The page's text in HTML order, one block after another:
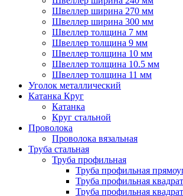
Швеллер ширина 270 мм
Швеллер ширина 300 мм
Швеллер толщина 7 мм
Швеллер толщина 9 мм
Швеллер толщина 10 мм
Швеллер толщина 10.5 мм
Швеллер толщина 11 мм
Уголок металлический
Катанка Круг
Катанка
Круг стальной
Проволока
Проволока вязальная
Труба стальная
Труба профильная
Труба профильная
Труба профильная
Труба профильная